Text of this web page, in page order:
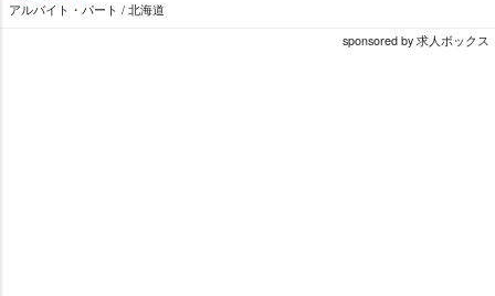
アルバイト・パート / 北海道
sponsored by 求人ボックス